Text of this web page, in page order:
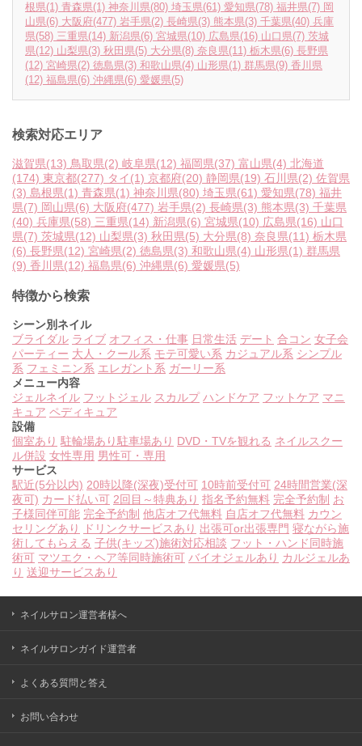
根県(1) 青森県(1) 神奈川県(80) 埼玉県(61) 愛知県(78) 福井県(7) 岡
山県(6) 大阪府(477) 岩手県(2) 長崎県(3) 熊本県(3) 千葉県(40) 兵庫
県(58) 三重県(14) 新潟県(6) 宮城県(10) 広島県(16) 山口県(7) 茨城
県(12) 山梨県(3) 秋田県(5) 大分県(8) 奈良県(11) 栃木県(6) 長野県
(12) 宮崎県(2) 徳島県(3) 和歌山県(4) 山形県(1) 群馬県(9) 香川県
(12) 福島県(6) 沖縄県(6) 愛媛県(5)
検索対応エリア
滋賀県(13) 鳥取県(2) 岐阜県(12) 福岡県(37) 富山県(4) 北海道
(174) 東京都(277) タイ(1) 京都府(20) 静岡県(19) 石川県(2) 佐賀県
(3) 島根県(1) 青森県(1) 神奈川県(80) 埼玉県(61) 愛知県(78) 福井
県(7) 岡山県(6) 大阪府(477) 岩手県(2) 長崎県(3) 熊本県(3) 千葉県
(40) 兵庫県(58) 三重県(14) 新潟県(6) 宮城県(10) 広島県(16) 山口
県(7) 茨城県(12) 山梨県(3) 秋田県(5) 大分県(8) 奈良県(11) 栃木県
(6) 長野県(12) 宮崎県(2) 徳島県(3) 和歌山県(4) 山形県(1) 群馬県
(9) 香川県(12) 福島県(6) 沖縄県(6) 愛媛県(5)
特徴から検索
シーン別ネイル
ブライダル ライブ オフィス・仕事 日常生活 デート 合コン 女子会
パーティー 大人・クール系 モテ可愛い系 カジュアル系 シンプル
系 フェミニン系 エレガント系 ガーリー系
メニュー内容
ジェルネイル フットジェル スカルプ ハンドケア フットケア マニ
キュア ペディキュア
設備
個室あり 駐輪場あり駐車場あり DVD・TVを観れる ネイルスクー
ル併設 女性専用 男性可・専用
サービス
駅近(5分以内) 20時以降(深夜)受付可 10時前受付可 24時間営業(深
夜可) カード払い可 2回目～特典あり 指名予約無料 完全予約制 お
子様同伴可能 完全予約制 他店オフ代無料 自店オフ代無料 カウン
セリングあり
ドリンクサービスあり 出張可or出張専門 寝ながら施
術してもらえる 子供(キッズ)施術対応相談 フット・ハンド同時施
術可 マツエク・ヘア等同時施術可 バイオジェルあり カルジェルあ
り 送迎サービスあり
ネイルサロン運営者様へ
ネイルサロンガイド運営者
よくある質問と答え
お問い合わせ